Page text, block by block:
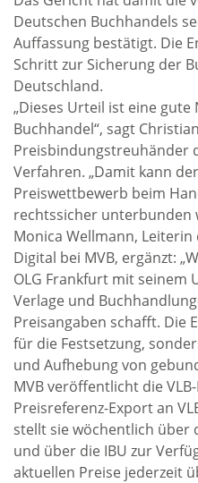
Deutschen Buchhandels
Auffassung bestätigt. Die
Schritt zur Sicherung der
Deutschland.
„Dieses Urteil ist eine
Buchhandel“, sagt
Preisbindungstreuhänder
Verfahren. „Damit kann
Preiswettbewerb beim
rechtssicher unterbunden
Monica Wellmann,
Digital bei MVB, ergänzt:
OLG Frankfurt mit seinem
Verlage und
Preisangaben schafft. Die
für die Festsetzung,
und Aufhebung von
MVB veröffentlicht die
Preisreferenz-Export an
stellt sie wöchentlich über
und über die IBU zur
aktuellen Preise jederzeit